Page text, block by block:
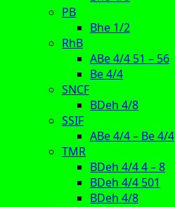
PB
Bhe 1/2
RhB
ABe 4/4 51 – 56
Be 4/4
SNCF
BDeh 4/8
SSIF
ABe 4/4 – Be 4/4
TMR
BDeh 4/4 4 – 8
BDeh 4/4 501
BDeh 4/8